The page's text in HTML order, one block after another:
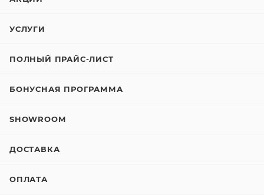
УСЛУГИ
ПОЛНЫЙ ПРАЙС-ЛИСТ
БОНУСНАЯ ПРОГРАММА
SHOWROOM
ДОСТАВКА
ОПЛАТА